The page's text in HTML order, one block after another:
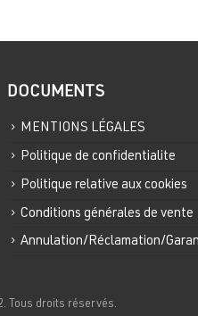
DOCUMENTS
MENTIONS LÉGALES
Politique de confidentialite
Politique relative aux cookies
Conditions générales de vente
Annulation/Réclamation/
Tous droits réservés.